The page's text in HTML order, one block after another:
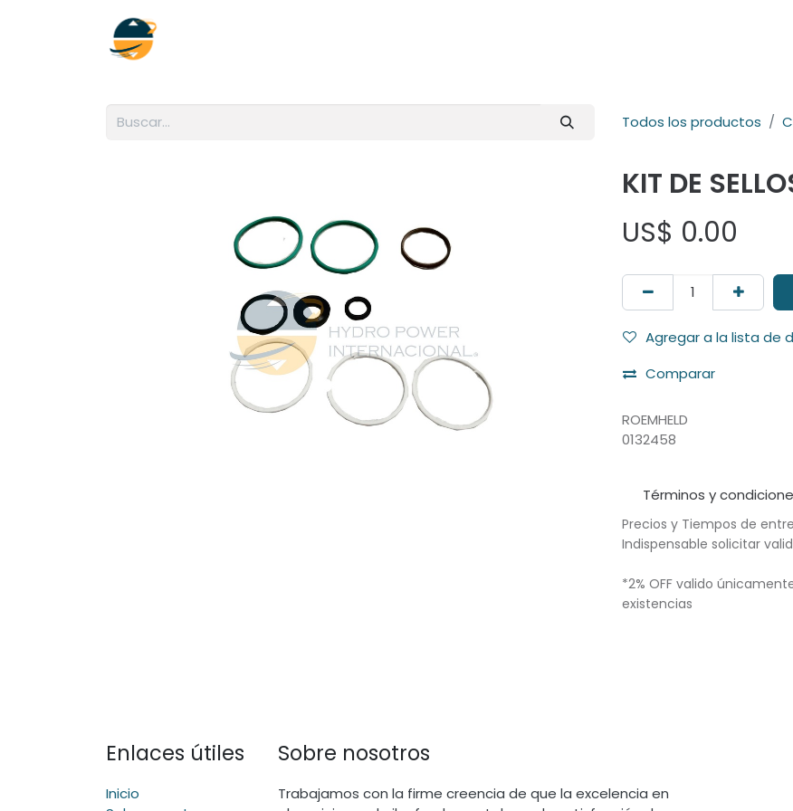
Todos los productos
KIT DE
US$ 0.00
Agregar a la lista de
Comparar
ROEMHELD
0132458
Términos y
Precios y Tiempos de
Indispensable solicitar
*2% OFF valido
existencias
Enlaces útiles
Inicio
Sobre nosotros
Trabajamos con la firme creencia de que la excelencia en